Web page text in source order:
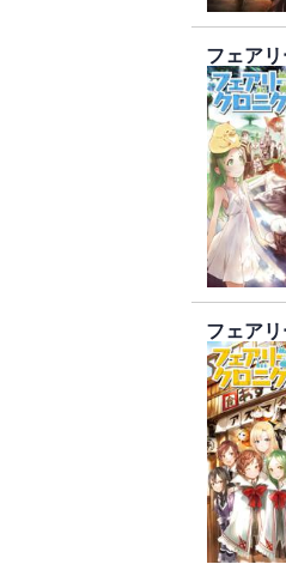
フェア
フェア